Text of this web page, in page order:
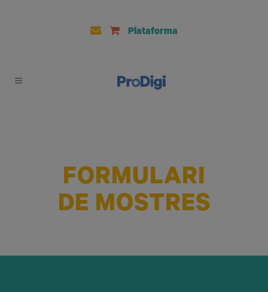
Plataforma
FORMULARI
DE MOSTRES